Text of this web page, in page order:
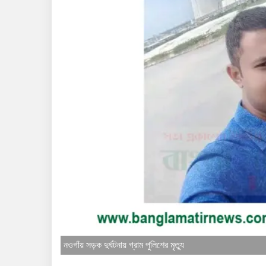
নওগাঁয় সড়ক দুর্ঘটনায় গ্রাম পুলিশের মৃত্যু